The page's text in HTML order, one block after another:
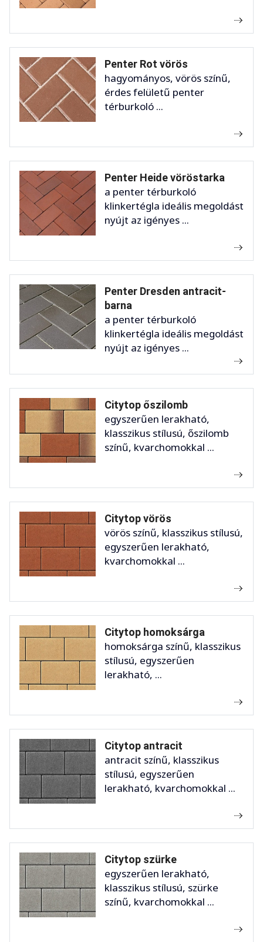
Penter Rot vörös
hagyományos, vörös színű,
érdes felületű penter
térburkoló ...
Penter Heide vöröstarka
a penter térburkoló
klinkertégla ideális megoldást
nyújt az igényes ...
Penter Dresden antracit-
barna
a penter térburkoló
klinkertégla ideális megoldást
nyújt az igényes ...
Citytop őszilomb
egyszerűen lerakható,
klasszikus stílusú, őszilomb
színű, kvarchomokkal ...
Citytop vörös
vörös színű, klasszikus stílusú,
egyszerűen lerakható,
kvarchomokkal ...
Citytop homoksárga
homoksárga színű, klasszikus
stílusú, egyszerűen
lerakható, ...
Citytop antracit
antracit színű, klasszikus
stílusú, egyszerűen
lerakható, kvarchomokkal ...
Citytop szürke
egyszerűen lerakható,
klasszikus stílusú, szürke
színű, kvarchomokkal ...